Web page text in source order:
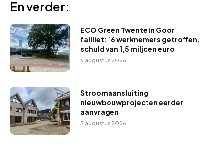
En verder:
ECO Green Twente in Goor
failliet: 16 werknemers getroffen,
schuld van 1,5 miljoen euro
6 augustus 2026
Stroomaansluiting
nieuwbouwprojecten eerder
aanvragen
5 augustus 2026